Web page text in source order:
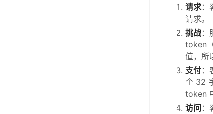
请求：
请求。
挑战：
token
值，所
支付：
个 32
token
访问 ：